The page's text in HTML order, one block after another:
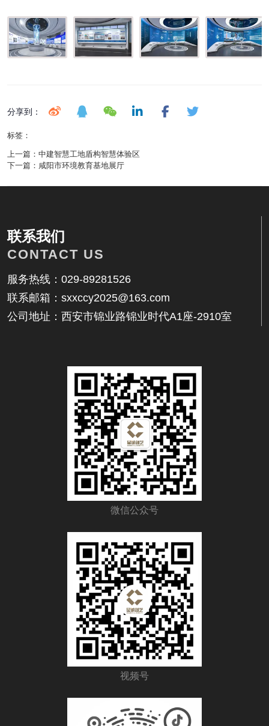
分享到：
标签：
上一篇： 中建智慧工地盾构智慧体验区
下一篇： 咸阳市环境教育基地展厅
找不到任何内容
联系我们
CONTACT US
服务热线：029-89281526
联系邮箱：sxxccy2025@163.com
公司地址：西安市锦业路锦业时代A1座-2910室
邮箱：17392559914@qq.com
电话：029-89281526
客服：17392559914
传真：029-89281526
微信公众号
视频号